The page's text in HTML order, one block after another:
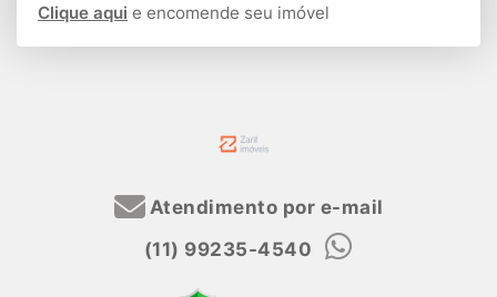
Clique aqui e encomende seu imóvel
Atendimento por e-mail
(11) 99235-4540